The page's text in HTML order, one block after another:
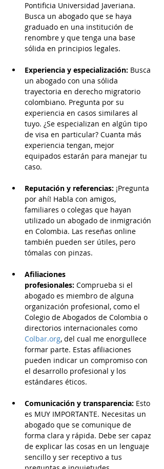
Pontificia Universidad Javeriana.
Busca un abogado que se haya
graduado en una institución de
renombre y que tenga una base
sólida en principios legales.
Experiencia y especialización: Busca
un abogado con una sólida
trayectoria en derecho migratorio
colombiano. Pregunta por su
experiencia en casos similares al
tuyo. ¿Se especializan en algún tipo
de visa en particular? Cuanta más
experiencia tengan, mejor
equipados estarán para manejar tu
caso.
Reputación y referencias: ¡Pregunta
por ahí! Habla con amigos,
familiares o colegas que hayan
utilizado un abogado de inmigración
en Colombia. Las reseñas online
también pueden ser útiles, pero
tómalas con pinzas.
Afiliaciones
profesionales: Comprueba si el
abogado es miembro de alguna
organización profesional, como el
Colegio de Abogados de Colombia o
directorios internacionales como
Colbar.org, del cual me enorgullece
formar parte. Estas afiliaciones
pueden indicar un compromiso con
el desarrollo profesional y los
estándares éticos.
Comunicación y transparencia: Esto
es MUY IMPORTANTE. Necesitas un
abogado que se comunique de
forma clara y rápida. Debe ser capaz
de explicar las cosas en un lenguaje
sencillo y ser receptivo a tus